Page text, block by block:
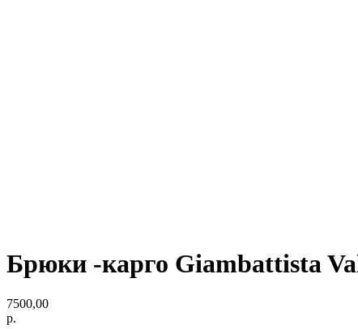
Брюки -карго Giambattista
7500,00
р.